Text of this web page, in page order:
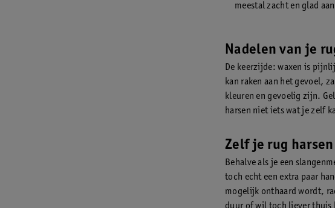
meestal zacht en glad
Nadelen van je
De keerzijde: waxen is
kan raken aan het gevoel,
kleuren en gevoelig zijn.
harsen niet iets wat je zelf
Zelf je rug harsen
Behalve als je een
toch echt een extra paar
mogelijk onthaard wordt,
duur of wil toch liever thuis